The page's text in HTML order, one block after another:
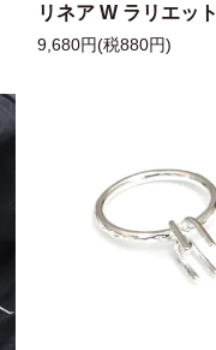
リネア W ラリエット
9,680円(税880円)